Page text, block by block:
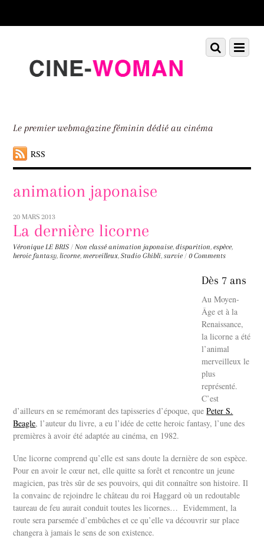
down
Le premier webmagazine féminin dédié au cinéma
RSS
Menu
Scroll
down
animation japonaise
20 MARS 2013
La dernière licorne
Véronique LE BRIS / Non classé animation japonaise,disparition,espèce,
heroic fantasy,licorne,merveilleux,Studio Ghibli,survie / 0 Comments
Dès 7 ans
Au Moyen-
Âge et à la
Renaissance,
la licorne a été
l’animal
merveilleux le
plus
représenté.
C’est
d’ailleurs en se remémorant des tapisseries d’époque, quePeter S.
Beagle, l’auteur du livre, a eu l’idée de cette heroic fantasy, l’une des
premières à avoir été adaptée au cinéma, en 1982.
Une licorne comprend qu’elle est sans doute la dernière de son espèce.
Pour en avoir le cœur net, elle quitte sa forêt et rencontre un jeune
magicien, pas très sûr de ses pouvoirs, qui dit connaître son histoire. Il
la convainc de rejoindre le château du roi Haggard où un redoutable
taureau de feu aurait conduit toutes les licornes… Evidemment, la
route sera parsemée d’embûches et ce qu’elle va découvrir sur place
changera à jamais le sens de son existence.